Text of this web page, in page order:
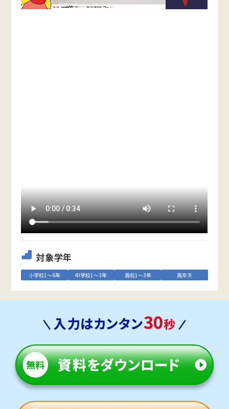
対象学年
小学校1～6年 中学校1～3年 高校1～3年 高卒生